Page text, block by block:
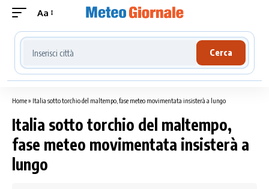
Aa
Cerca località meteo
Cerca
Home» Italia sotto torchio del maltempo, fase meteo movimentata insisterà a lungo
Italia sotto torchio del maltempo,
fase meteo movimentata insisterà a
lungo